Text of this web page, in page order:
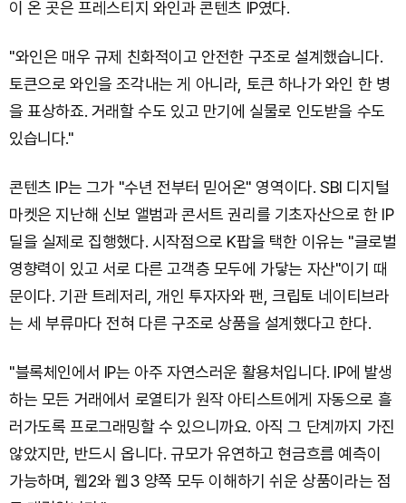
이 온 곳은 프레스티지 와인과 콘텐츠 IP였다.
"와인은 매우 규제 친화적이고 안전한 구조로 설계했습니다.
토큰으로 와인을 조각내는 게 아니라, 토큰 하나가 와인 한 병
을 표상하죠. 거래할 수도 있고 만기에 실물로 인도받을 수도
있습니다."
콘텐츠 IP는 그가 "수년 전부터 믿어온" 영역이다. SBI 디지털
마켓은 지난해 신보 앨범과 콘서트 권리를 기초자산으로 한 IP
딜을 실제로 집행했다. 시작점으로 K팝을 택한 이유는 "글로벌
영향력이 있고 서로 다른 고객층 모두에 가닿는 자산"이기 때
문이다. 기관 트레저리, 개인 투자자와 팬, 크립토 네이티브라
는 세 부류마다 전혀 다른 구조로 상품을 설계했다고 한다.
"블록체인에서 IP는 아주 자연스러운 활용처입니다. IP에 발생
하는 모든 거래에서 로열티가 원작 아티스트에게 자동으로 흘
러가도록 프로그래밍할 수 있으니까요. 아직 그 단계까지 가진
않았지만, 반드시 옵니다. 규모가 유연하고 현금흐름 예측이
가능하며, 웹2와 웹3 양쪽 모두 이해하기 쉬운 상품이라는 점